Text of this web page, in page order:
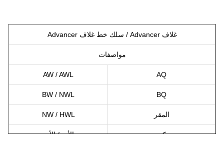
غلاف Advancer / سلك خط غلاف Advancer
مواصفات
AQ
AW / AWL
BQ
BW / NWL
المقر NW / HWL
كيو الأب / الأب